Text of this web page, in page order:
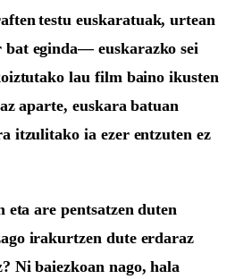
entestueuskaratuak, urtean
bat eginda—euskarazko sei
lau film bainoikusten
aparte, euskara batuan
itzulitako ia ezer entzuten ez
are pentsatzen duten
irakurtzen dute erdaraz
Ni baiezkoan nago, hala